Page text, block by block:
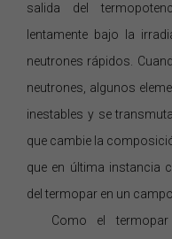
salida del
lentamente bajo la
neutrones rápidos.
neutrones, algunos
inestables y se
que cambie la
que en última instancia
del termopar en un
Como el